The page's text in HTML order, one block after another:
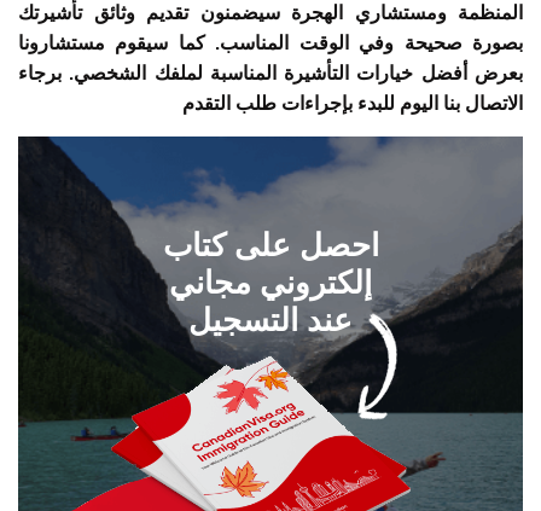
المنظمة ومستشاري الهجرة سيضمنون تقديم وثائق تأشيرتك
بصورة صحيحة وفي الوقت المناسب. كما سيقوم مستشارونا
بعرض أفضل خيارات التأشيرة المناسبة لملفك الشخصي. برجاء
الاتصال بنا اليوم للبدء بإجراءات طلب التقدم
احصل على كتاب
إلكتروني مجاني
عند التسجيل